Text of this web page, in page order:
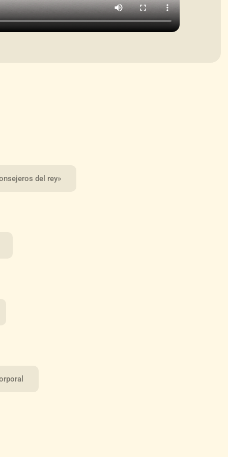
del rey»